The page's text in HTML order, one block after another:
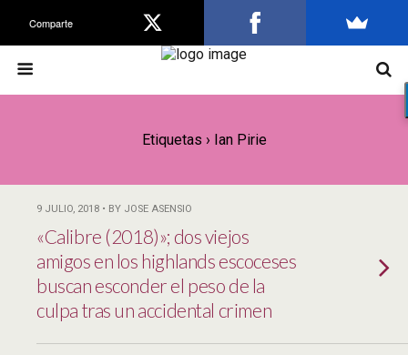
Etiquetas › Ian Pirie
9 JULIO, 2018 • BY JOSE ASENSIO
«Calibre (2018)»; dos viejos
amigos en los highlands escoceses
buscan esconder el peso de la
culpa tras un accidental crimen
Comparte